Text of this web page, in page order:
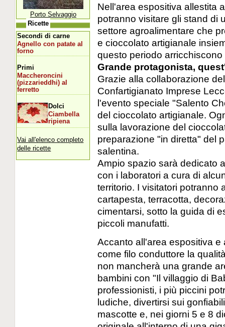
Nell'area espositiva allestita
potranno visitare gli stand di
settore agroalimentare che
e cioccolato artigianale
questo periodo
Grande protagonista,
Grazie alla collaborazione
Confartigianato Imprese
l'evento speciale "Salento
del cioccolato artigianale.
sulla lavorazione del
preparazione "in diretta" del
salentina.
Ampio spazio sarà dedicato
con i laboratori a cura di
territorio. I visitatori potranno
cartapesta, terracotta,
cimentarsi, sotto la guida di
piccoli manufatti.
Accanto all'area espositiva e
come filo conduttore la
non mancherà una grande
bambini con "Il villaggio di
professionisti, i più piccini
ludiche, divertirsi sui
mascotte e, nei giorni 5 e 8
Porto Selvaggio
Ricette
Secondi di carne
Agnello con patate al
forno
Primi
Maccheroncini
(pizzarieddhi) al
ferretto
Dolci
Ciambella
ripiena
Vai all'elenco completo
delle ricette